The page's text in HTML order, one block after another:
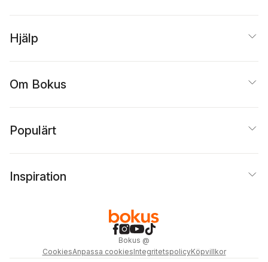
Hjälp
Om Bokus
Populärt
Inspiration
Bokus @
CookiesAnpassa cookiesIntegritetspolicyKöpvillkor